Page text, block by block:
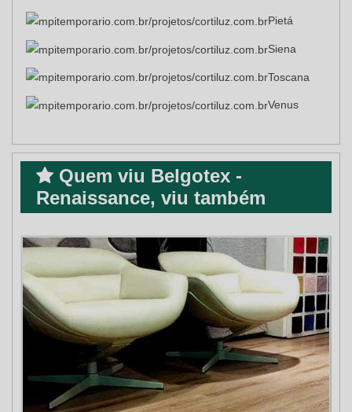
Pietá
Siena
Toscana
Venus
Quem viu Belgotex -
Renaissance, viu também